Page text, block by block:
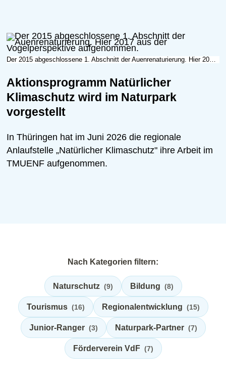
Der 2015 abgeschlossene 1. Abschnitt der Auenrenaturierung. Hier 2017 aus der Vogelperspektive aufgenommen.
Aktionsprogramm Natürlicher
Klimaschutz wird im Naturpark
vorgestellt
In Thüringen hat im Juni 2026 die regionale
Anlaufstelle „Natürlicher Klimaschutz" ihre Arbeit im
TMUENF aufgenommen.
Nach Kategorien filtern:
Naturschutz (9) Bildung (8)
Tourismus (16) Regionalentwicklung (15)
Junior-Ranger (3) Naturpark-Partner (7)
Förderverein VdF (7)
Dörfer und Städte